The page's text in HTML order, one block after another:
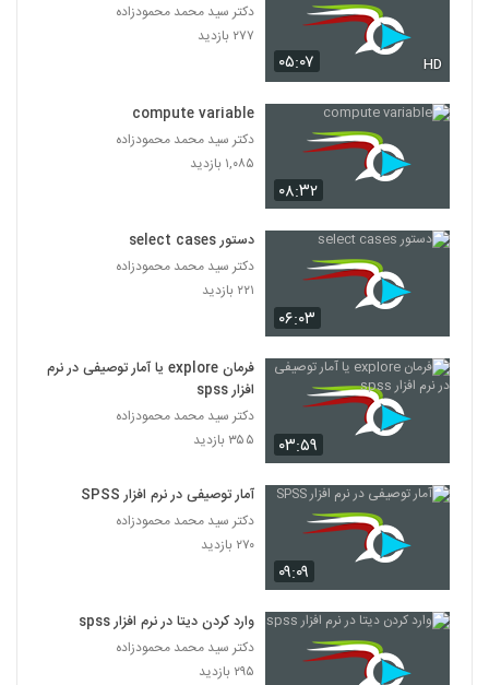
۰۵:۰۷ HD
دکتر سید محمد محمودزاده
۲۷۷ بازدید
۰۸:۳۲
compute variable
دکتر سید محمد محمودزاده
۱,۰۸۵ بازدید
۰۶:۰۳
دستور select cases
دکتر سید محمد محمودزاده
۲۲۱ بازدید
۰۳:۵۹
فرمان explore یا آمار توصیفی در نرم
افزار spss
دکتر سید محمد محمودزاده
۳۵۵ بازدید
۰۹:۰۹
آمار توصیفی در نرم افزار SPSS
دکتر سید محمد محمودزاده
۲۷۰ بازدید
وارد کردن دیتا در نرم افزار spss
دکتر سید محمد محمودزاده
۲۹۵ بازدید